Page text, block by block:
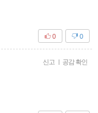
0
0
신고 공감 확인